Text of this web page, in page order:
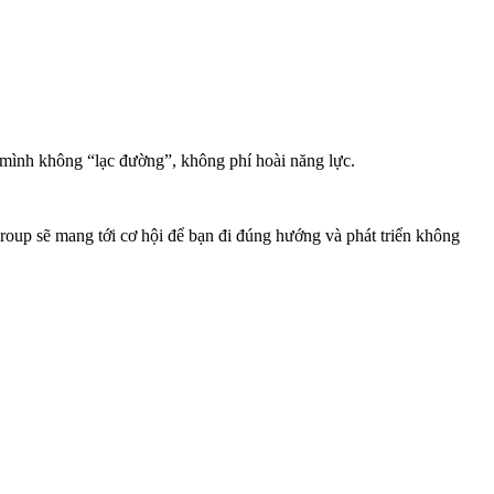
không “lạc đường”, không phí hoài năng lực.
sẽ mang tới cơ hội để bạn đi đúng hướng và phát triển không